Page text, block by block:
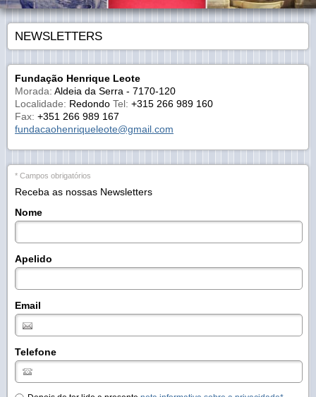
NEWSLETTERS
Fundação Henrique Leote
Morada: Aldeia da Serra - 7170-120
Localidade: Redondo Tel: +315 266 989 160
Fax: +351 266 989 167
fundacaohenriqueleote@gmail.com
* Campos obrigatórios
Receba as nossas Newsletters
Nome
Apelido
Email
Telefone